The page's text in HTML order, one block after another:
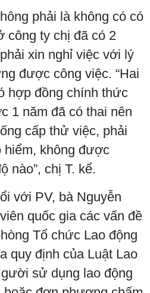
phải là không có có
công ty chị đã có 2
xin nghỉ việc với lý
được công việc. “Hai
hợp đồng chính thức
1 năm đã có thai nên
cấp thử việc, phải
hiểm, không được
nào”, chị T. kể.
với PV, bà Nguyễn
quốc gia các vấn đề
Tổ chức Lao động
quy định của Luật Lao
sử dụng lao động